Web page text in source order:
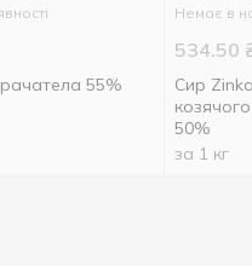
55%
Немає в
534.50
Сир
50%
за 1 кг